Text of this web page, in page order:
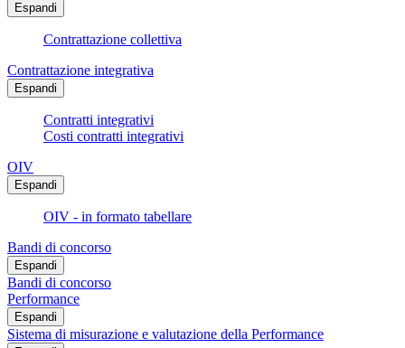
Espandi
Contrattazione collettiva
Contrattazione integrativa
Espandi
Contratti integrativi
Costi contratti integrativi
OIV
Espandi
OIV - in formato tabellare
Bandi di concorso
Espandi
Bandi di concorso
Performance
Espandi
Sistema di misurazione e valutazione della Performance